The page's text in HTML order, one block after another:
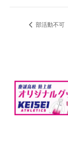
部活動不可